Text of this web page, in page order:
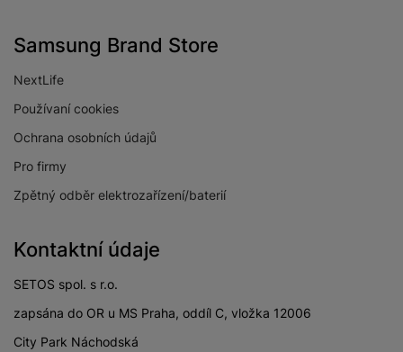
Samsung Brand Store
NextLife
Používaní cookies
Ochrana osobních údajů
Pro firmy
Zpětný odběr elektrozařízení/baterií
Kontaktní údaje
SETOS spol. s r.o.
zapsána do OR u MS Praha, oddíl C, vložka 12006
City Park Náchodská